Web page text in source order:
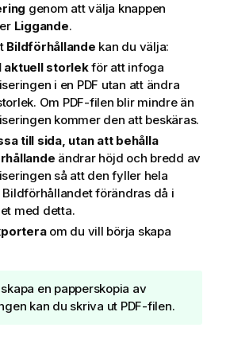
genom att välja knappen
Liggande.
Bildförhållande kan du välja:
aktuell storlekför att infoga
i en PDF utan att ändra
Om PDF-filen blir mindre än
kommer den att beskäras.
till sida, utan att behålla
ändrar höjd och bredd av
så att den fyller hela
Bildförhållandet förändras då i
med detta.
om du vill börja skapa
en papperskopia av
kan du skriva ut PDF-filen.